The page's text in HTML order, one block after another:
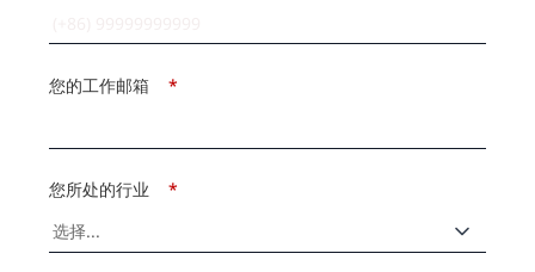
*
您的工作邮箱
*
您所处的行业